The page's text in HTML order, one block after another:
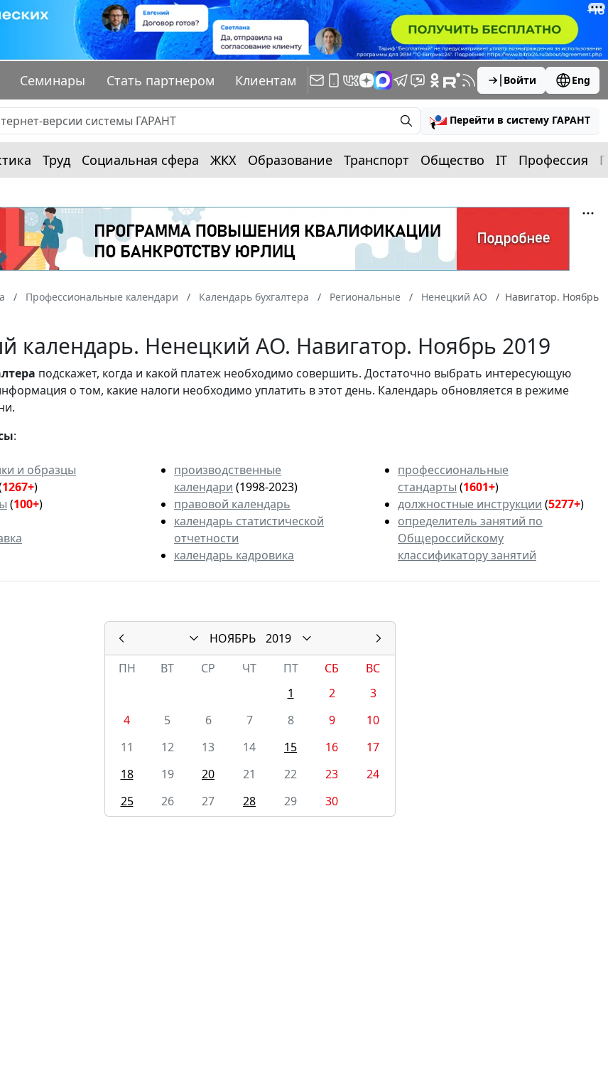
Семинары Стать партнером Клиентам Войти Eng
Перейти в систему ГАРАНТ
Труд Социальная сфера ЖКХ Образование Транспорт Общество IT Профессия
Профессиональные календари Календарь бухгалтера Региональные Ненецкий АО
Навигатор. Ноябрь
календарь. Ненецкий АО. Навигатор. Ноябрь 2019
подскажет, когда и какой платеж необходимо совершить. Достаточно выбрать интересующую
о том, какие налоги необходимо уплатить в этот день. Календарь обновляется в режиме
:
и образцы
1267+)
(100+)
производственные
календари (1998-2023)
правовой календарь
календарь статистической
отчетности
календарь кадровика
профессиональные
стандарты (1601+)
должностные инструкции (5277+)
определитель занятий по
Общероссийскому
классификатору занятий
НОЯБРЬ
2019
ПН
ВТ СР ЧТ ПТ СБ
ВС
1
2
3
4
5 6 7 8 9
10
11
12 13 14 15 16
17
18
19 20 21 22 23
24
25
26 27 28 29 30